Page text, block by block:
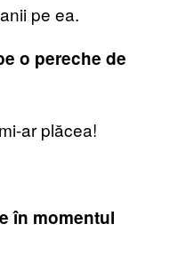
pe ea.
o pereche de
ar plăcea!
în momentul